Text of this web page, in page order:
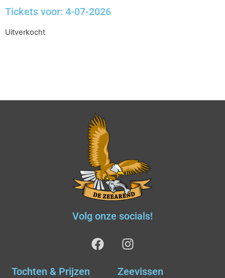
Tickets voor: 4-07-2026
Uitverkocht
Volg onze socials!
Tochten & Prijzen Zeevissen